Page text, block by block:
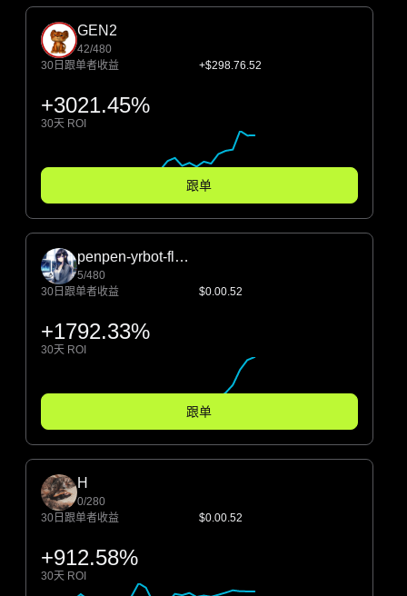
GEN2
42/480
30日跟单者收益
+$298.76.52
+3021.45%
30天 ROI
跟单
penpen-yrbot-flymoon
5/480
30日跟单者收益
$0.00.52
+1792.33%
30天 ROI
跟单
H
0/280
30日跟单者收益
$0.00.52
+912.58%
30天 ROI